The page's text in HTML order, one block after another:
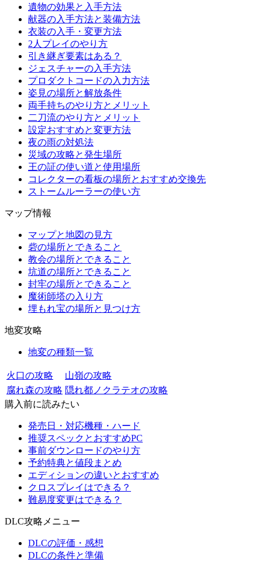
遺物の効果と入手方法
献器の入手方法と装備方法
衣装の入手・変更方法
2人プレイのやり方
引き継ぎ要素はある？
ジェスチャーの入手方法
プロダクトコードの入力方法
姿見の場所と解放条件
両手持ちのやり方とメリット
二刀流のやり方とメリット
設定おすすめと変更方法
夜の雨の対処法
災域の攻略と発生場所
王の証の使い道と使用場所
コレクターの看板の場所とおすすめ交換先
ストームルーラーの使い方
マップ情報
マップと地図の見方
砦の場所とできること
教会の場所とできること
坑道の場所とできること
封牢の場所とできること
魔術師塔の入り方
埋もれ宝の場所と見つけ方
地変攻略
地変の種類一覧
火口の攻略
山嶺の攻略
腐れ森の攻略 隠れ都ノクラテオの攻略
購入前に読みたい
発売日・対応機種・ハード
推奨スペックとおすすめPC
事前ダウンロードのやり方
予約特典と値段まとめ
エディションの違いとおすすめ
クロスプレイはできる？
難易度変更はできる？
DLC攻略メニュー
DLCの評価・感想
DLCの条件と準備